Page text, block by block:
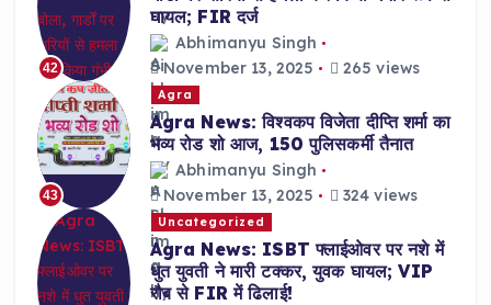
42
घायल; FIR दर्ज
Abhimanyu Singh
November 13, 2025
265 views
43
Agra
Agra News: विश्वकप विजेता दीप्ति शर्मा का
भव्य रोड शो आज, 150 पुलिसकर्मी तैनात
Abhimanyu Singh
November 13, 2025
324 views
Uncategorized
Agra News: ISBT फ्लाईओवर पर नशे में
धुत युवती ने मारी टक्कर, युवक घायल; VIP
रौब से FIR में ढिलाई!